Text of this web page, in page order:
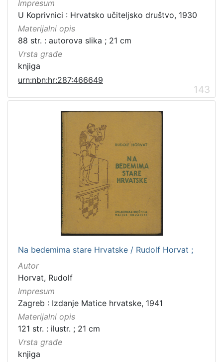
Impresum
U Koprivnici : Hrvatsko učiteljsko društvo, 1930
Materijalni opis
88 str. : autorova slika ; 21 cm
Vrsta građe
knjiga
urn:nbn:hr:287:466649
143
Na bedemima stare Hrvatske / Rudolf Horvat ;
Autor
Horvat, Rudolf
Impresum
Zagreb : Izdanje Matice hrvatske, 1941
Materijalni opis
121 str. : ilustr. ; 21 cm
Vrsta građe
knjiga